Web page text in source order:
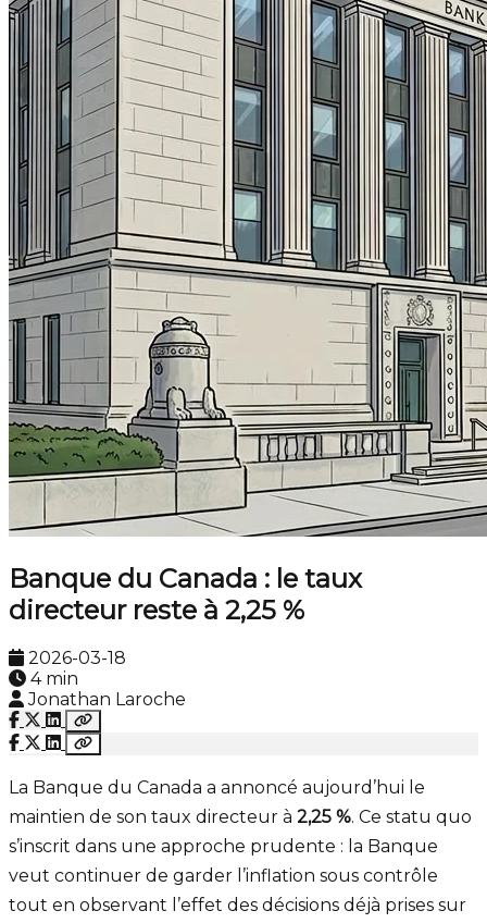
Banque du Canada : le taux
directeur reste à 2,25 %
2026-03-18
4 min
Jonathan Laroche
La Banque du Canada a annoncé aujourd’hui le
maintien de son taux directeur à 2,25 %. Ce statu quo
s’inscrit dans une approche prudente : la Banque
veut continuer de garder l’inflation sous contrôle
tout en observant l’effet des décisions déjà prises sur